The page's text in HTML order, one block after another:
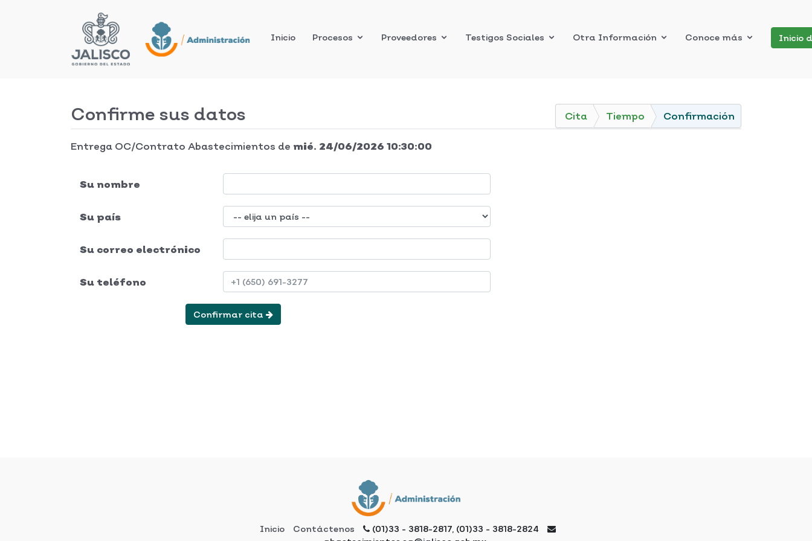
Inicio Procesos Proveedores Testigos Sociales Otra Información Conoce más Inicio
Cita Tiempo Confirmación
Confirme sus datos
Entrega OC/Contrato Abastecimientos de mié. 24/06/2026 10:30:00
Su nombre
Su país
Su correo electrónico
Su teléfono
Confirmar cita
Inicio Contáctenos
(01)33 - 3818-2817, (01)33 - 3818-2824